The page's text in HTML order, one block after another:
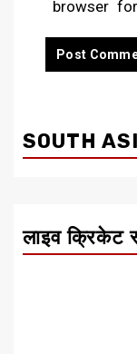
browser
SOUTH
लाइव क्रिकेट